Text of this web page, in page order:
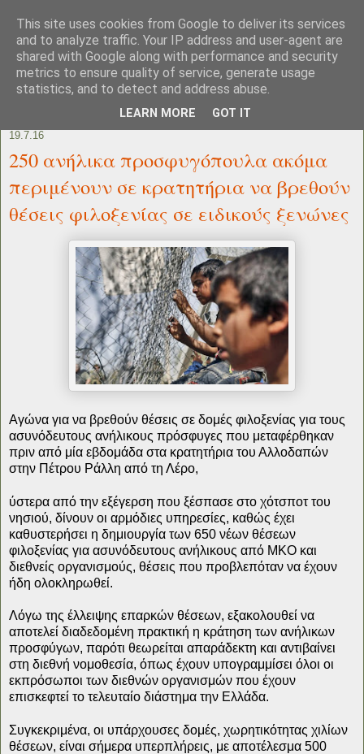
19.7.16
250 ανήλικα προσφυγόπουλα ακόμα
περιμένουν σε κρατητήρια να βρεθούν
θέσεις φιλοξενίας σε ειδικούς ξενώνες
Αγώνα για να βρεθούν θέσεις σε δομές φιλοξενίας για τους
ασυνόδευτους ανήλικους πρόσφυγες που μεταφέρθηκαν
πριν από μία εβδομάδα στα κρατητήρια του Αλλοδαπών
στην Πέτρου Ράλλη από τη Λέρο,
ύστερα από την εξέγερση που ξέσπασε στο χότσποτ του
νησιού, δίνουν οι αρμόδιες υπηρεσίες, καθώς έχει
καθυστερήσει η δημιουργία των 650 νέων θέσεων
φιλοξενίας για ασυνόδευτους ανήλικους από ΜΚΟ και
διεθνείς οργανισμούς, θέσεις που προβλεπόταν να έχουν
ήδη ολοκληρωθεί.
Λόγω της έλλειψης επαρκών θέσεων, εξακολουθεί να
αποτελεί διαδεδομένη πρακτική η κράτηση των ανήλικων
προσφύγων, παρότι θεωρείται απαράδεκτη και αντιβαίνει
στη διεθνή νομοθεσία, όπως έχουν υπογραμμίσει όλοι οι
εκπρόσωποι των διεθνών οργανισμών που έχουν
επισκεφτεί το τελευταίο διάστημα την Ελλάδα.
Συγκεκριμένα, οι υπάρχουσες δομές, χωρητικότητας χιλίων
θέσεων, είναι σήμερα υπερπλήρεις, με αποτέλεσμα 500
This site uses cookies from Google to deliver its services
and to analyze traffic. Your IP address and user-agent are
shared with Google along with performance and security
metrics to ensure quality of service, generate usage
statistics, and to detect and address abuse.
LEARN MORE GOT IT